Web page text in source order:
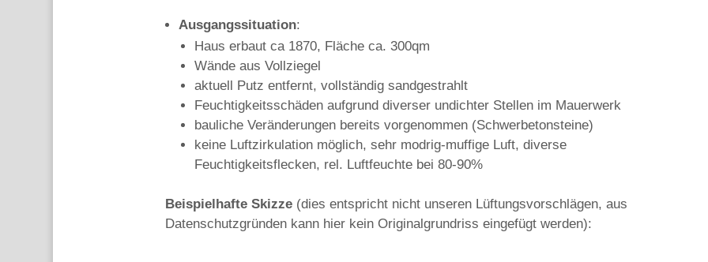
Ausgangssituation:
Haus erbaut ca 1870, Fläche ca. 300qm
Wände aus Vollziegel
aktuell Putz entfernt, vollständig sandgestrahlt
Feuchtigkeitsschäden aufgrund diverser undichter Stellen im Mauerwerk
bauliche Veränderungen bereits vorgenommen (Schwerbetonsteine)
keine Luftzirkulation möglich, sehr modrig-muffige Luft, diverse
Feuchtigkeitsflecken, rel. Luftfeuchte bei 80-90%
Beispielhafte Skizze(dies entspricht nicht unseren Lüftungsvorschlägen, aus
Datenschutzgründen kann hier kein Originalgrundriss eingefügt werden):